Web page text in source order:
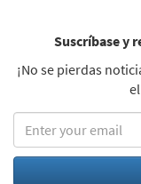
Suscríbase y
¡No se pierdas